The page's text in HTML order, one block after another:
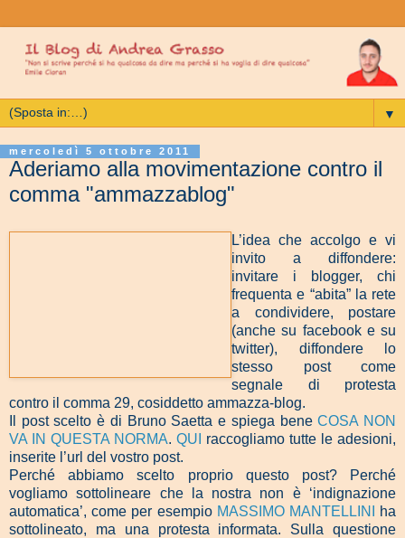
▼
mercoledì 5 ottobre 2011
Aderiamo alla movimentazione contro il
comma "ammazzablog"
L’idea che accolgo e vi
invito a diffondere:
invitare i blogger, chi
frequenta e “abita” la rete
a condividere, postare
(anche su facebook e su
twitter), diffondere lo
stesso post come
segnale di protesta
contro il comma 29, cosiddetto ammazza-blog.
Il post scelto è di Bruno Saetta e spiega beneCOSA NON
VA IN QUESTA NORMA. QUI
raccogliamo tutte le adesioni,
inserite l’url del vostro post.
Perché abbiamo scelto proprio questo post? Perché
vogliamo sottolineare che la nostra non è ‘indignazione
automatica’, come per esempio MASSIMO MANTELLINI
ha
sottolineato, ma una protesta informata. Sulla questione